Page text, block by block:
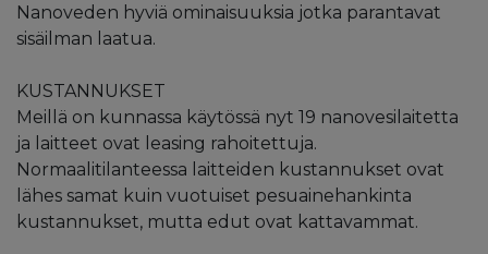
Nanoveden hyviä ominaisuuksia jotka parantavat
sisäilman laatua.
KUSTANNUKSET
Meillä on kunnassa käytössä nyt 19 nanovesilaitetta
ja laitteet ovat leasing rahoitettuja.
Normaalitilanteessa laitteiden kustannukset ovat
lähes samat kuin vuotuiset pesuainehankinta
kustannukset, mutta edut ovat kattavammat.